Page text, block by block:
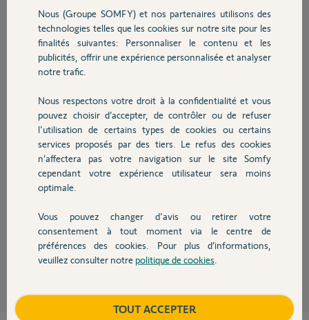
Sécurité
Domotique
Chauffage
Autres produits
Devis avec un pro
Contact
thierry
thierry S.
il y a environ 11 ans
Participer au fil de discussion
Réponses
Le problème persiste t-il ?
Nous (Groupe SOMFY) et nos partenaires utilisons des
technologies telles que les cookies sur notre site pour les
finalités suivantes: Personnaliser le contenu et les
publicités, offrir une expérience personnalisée et analyser
notre trafic.
Nous respectons votre droit à la confidentialité et vous
pouvez choisir d’accepter, de contrôler ou de refuser
l'utilisation de certains types de cookies ou certains
services proposés par des tiers. Le refus des cookies
n’affectera pas votre navigation sur le site Somfy
cependant votre expérience utilisateur sera moins
optimale.
Vous pouvez changer d'avis ou retirer votre
consentement à tout moment via le centre de
préférences des cookies. Pour plus d’informations,
veuillez consulter notre politique de cookies
TOUT ACCEPTER